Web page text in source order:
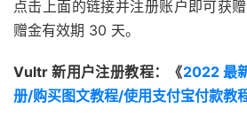
电
5 1 80% 417.64
河
点击上面的链接并注册账户即可获
赠金有效期 30 天。
Vultr 新用户注册教程：《2022 最
册/购买图文教程/使用支付宝付款教